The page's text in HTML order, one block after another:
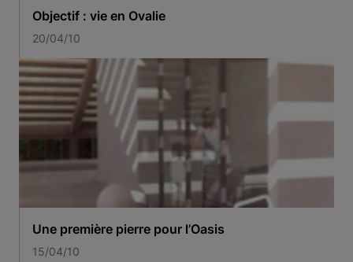
Objectif : vie en Ovalie
20/04/10
Une première pierre pour l’Oasis
15/04/10